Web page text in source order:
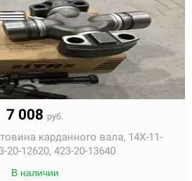
7 008 руб.
карданного вала, 14X-11-
20-12620, 423-20-13640
В наличии